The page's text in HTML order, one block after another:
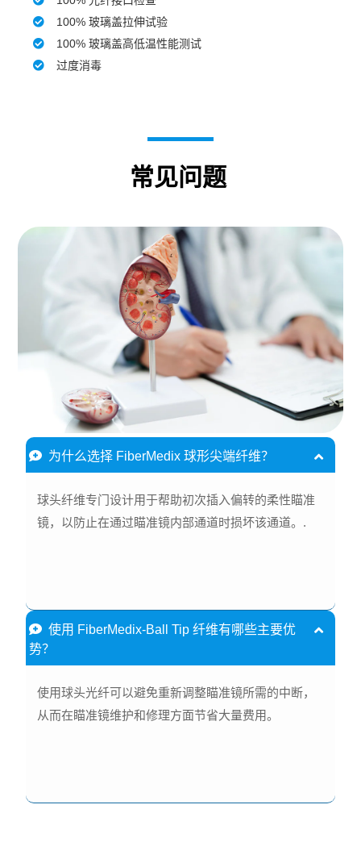
100% 玻璃盖拉伸试验
100% 玻璃盖高低温性能测试
过度消毒
常见问题
为什么选择 FiberMedix 球形尖端纤维？
球头纤维专门设计用于帮助初次插入偏转的柔性瞄准
镜，以防止在通过瞄准镜内部通道时损坏该通道。.
使用 FiberMedix-Ball Tip 纤维有哪些主要优
势？
使用球头光纤可以避免重新调整瞄准镜所需的中断，
从而在瞄准镜维护和修理方面节省大量费用。